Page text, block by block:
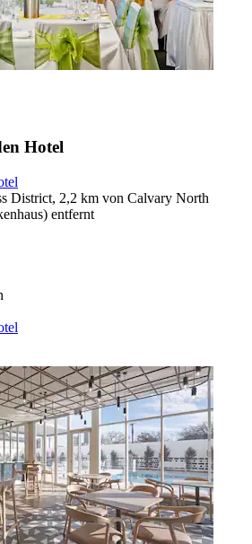
Hotel
District, 2,2 km von Calvary North
entfernt